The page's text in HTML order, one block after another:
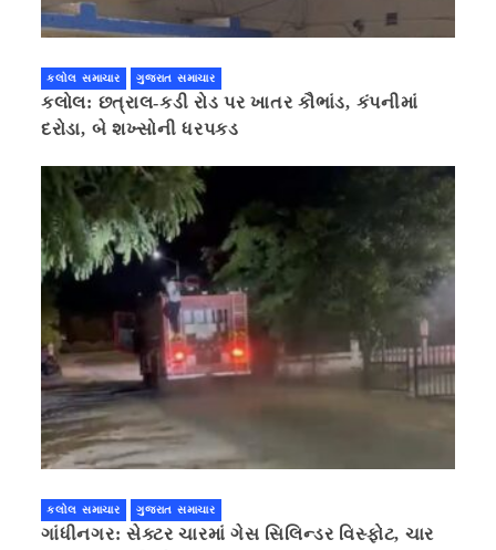
કલોલ સમાચાર ગુજરાત સમાચાર
કલોલ: છત્રાલ-કડી રોડ પર ખાતર કૌભાંડ, કંપનીમાં
દરોડા, બે શખ્સોની ધરપકડ
કલોલ સમાચાર ગુજરાત સમાચાર
ગાંધીનગર: સેક્ટર ચારમાં ગેસ સિલિન્ડર વિસ્ફોટ, ચાર